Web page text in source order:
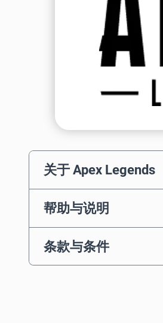
关于 Apex Legends
帮助与说明
条款与条件